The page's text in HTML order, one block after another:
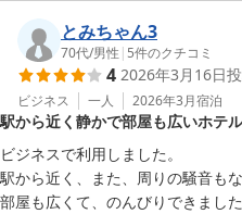
新桐生ビジネスホテル シティ
2026-04-16
とみちゃん3
70代/男性 | 5件のクチコミ
4 2026年3月16日
ビジネス 一人 2026年3月宿泊
駅から近く静かで部屋も広いホテル
ビジネスで利用しました。
駅から近く、また、周りの騒音も